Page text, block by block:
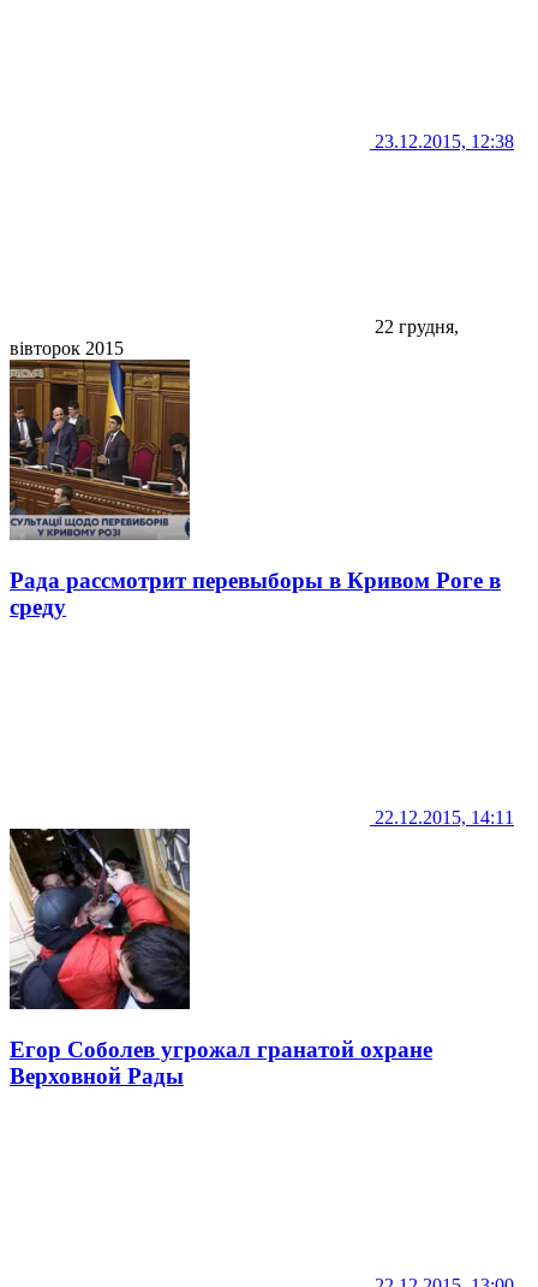
23.12.2015, 12:38
22 грудня,
вівторок 2015
Рада рассмотрит перевыборы в Кривом Роге в
среду
22.12.2015, 14:11
Егор Соболев угрожал гранатой охране
Верховной Рады